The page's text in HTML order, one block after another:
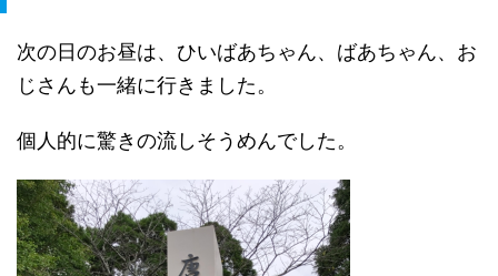
次の日のお昼は、ひいばあちゃん、ばあちゃん、お
じさんも一緒に行きました。
個人的に驚きの流しそうめんでした。